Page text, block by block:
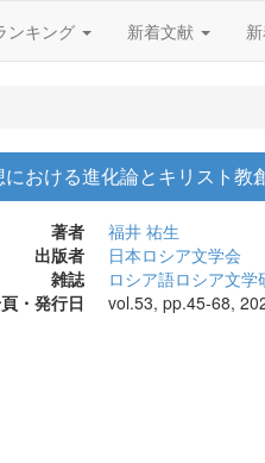
ンキング 新着文献
おける進化論とキリスト
著者
福井 祐生
出版者
日本ロシア文学会
雑誌
ロシア語ロシア文学
・発行日
vol.53, pp.45-68,